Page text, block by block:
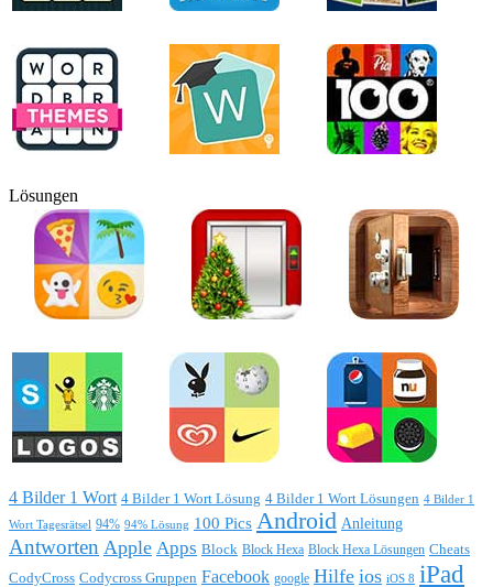
Lösungen
4 Bilder 1 Wort 4 Bilder 1 Wort Lösung 4 Bilder 1 Wort Lösungen 4 Bilder 1
Wort Tagesrätsel 94% 94% Lösung 100 Pics Android Anleitung
Antworten Apple Apps Block Block Hexa Block Hexa Lösungen Cheats
CodyCross Codycross Gruppen Facebook google Hilfe ios iOS 8 iPad